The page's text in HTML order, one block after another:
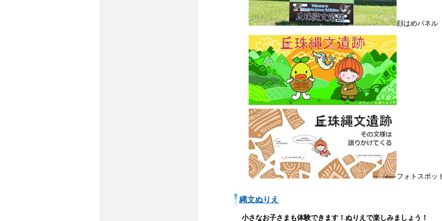
顔はめパネル
フォトスポッ
縄文ぬりえ
小さなお子さまも体験できます！ぬりえで楽しみましょう！